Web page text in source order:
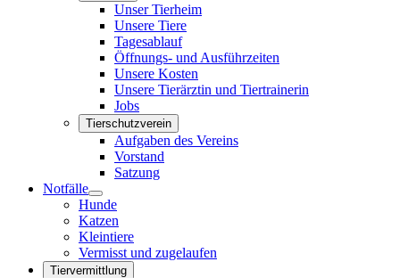
Unser Tierheim
Unsere Tiere
Tagesablauf
Öffnungs- und Ausführzeiten
Unsere Kosten
Unsere Tierärztin und Tiertrainerin
Jobs
Tierschutzverein
Aufgaben des Vereins
Vorstand
Satzung
Notfälle
Hunde
Katzen
Kleintiere
Vermisst und zugelaufen
Tiervermittlung